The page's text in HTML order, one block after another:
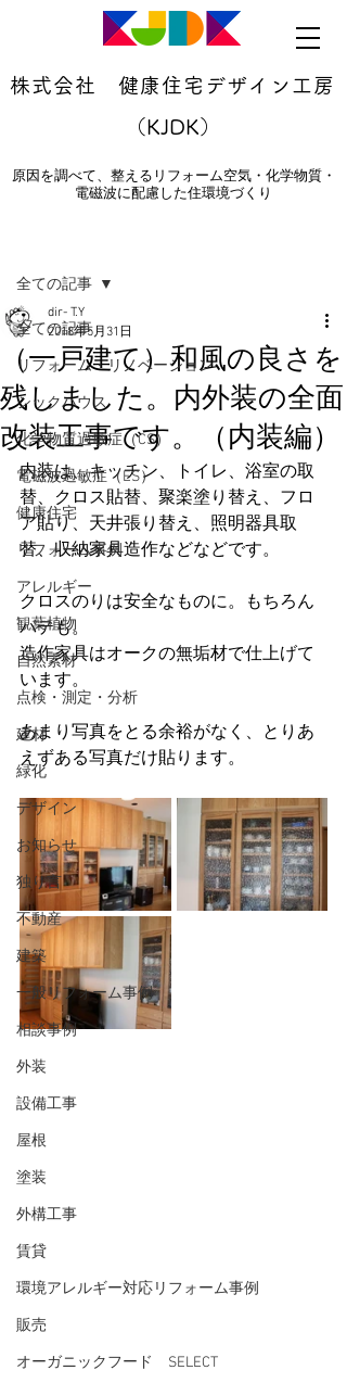
株式会社 健康住宅デザイン工房
（KJDK）
原因を調べて、整えるリフォーム空気・化学物質・
電磁波に配慮した住環境づくり
全ての記事
リフォーム・リノベーション
シックハウス
化学物質過敏症（CS）
電磁波過敏症（ES）
健康住宅
リフォーム事例
アレルギー
観葉植物
自然素材
点検・測定・分析
建材
緑化
デザイン
お知らせ
独り言
不動産
建築
一般リフォーム事例
相談事例
外装
設備工事
屋根
塗装
外構工事
賃貸
環境アレルギー対応リフォーム事例
販売
オーガニックフード SELECT
全ての記事
（一戸建て）和風の良さを
残しました。内外装の全面
改装工事です。（内装編）
dir- T.Y
2018年5月31日
内装は、キッチン、トイレ、浴室の取
替、クロス貼替、聚楽塗り替え、フロ
ア貼り、天井張り替え、照明器具取
替、収納家具造作などなどです。
クロスのりは安全なものに。もちろん
パテも。
造作家具はオークの無垢材で仕上げて
います。
あまり写真をとる余裕がなく、とりあ
えずある写真だけ貼ります。